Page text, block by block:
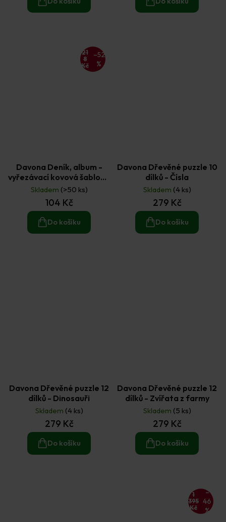
21
8
Kč
–52
%
Davona Deník, album -
vyřezávací kovová šablona
1 ks
Skladem (>50 ks)
104 Kč
Do košíku
Davona Dřevěné puzzle 10
dílků - Čísla
Skladem (4 ks)
279 Kč
Do košíku
Davona Dřevěné puzzle 12
dílků - Dinosauři
Skladem (4 ks)
279 Kč
Do košíku
Davona Dřevěné puzzle 12
dílků - Zvířata z farmy
Skladem (5 ks)
279 Kč
Do košíku
1
395
Kč
–
46
%